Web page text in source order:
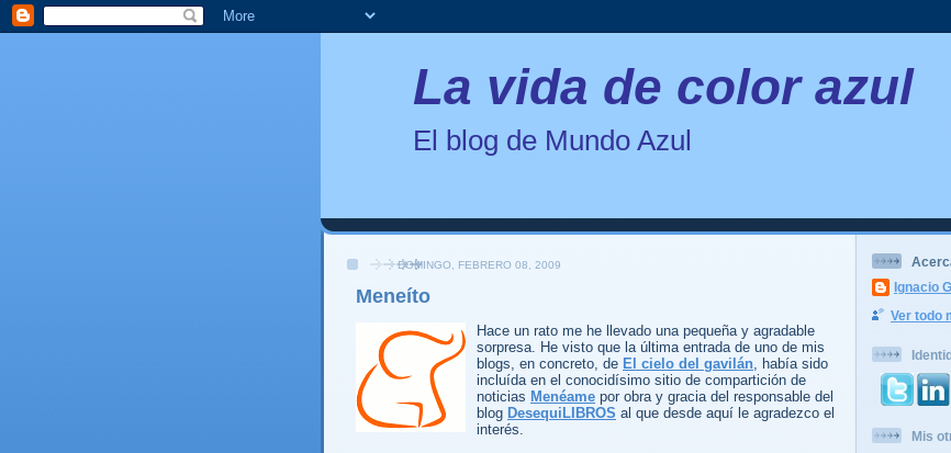
La vida de color azul
El blog de Mundo Azul
DOMINGO, FEBRERO 08, 2009
Meneíto
Hace un rato me he llevado una pequeña y agradable
sorpresa. He visto que la última entrada de uno de mis
blogs, en concreto, de El cielo del gavilán, había sido
incluída en el conocidísimo sitio de compartición de
noticias Menéame por obra y gracia del responsable del
blog DesequiLIBROS al que desde aquí le agradezco el
interés.
Ignacio
Ver todo
Mis